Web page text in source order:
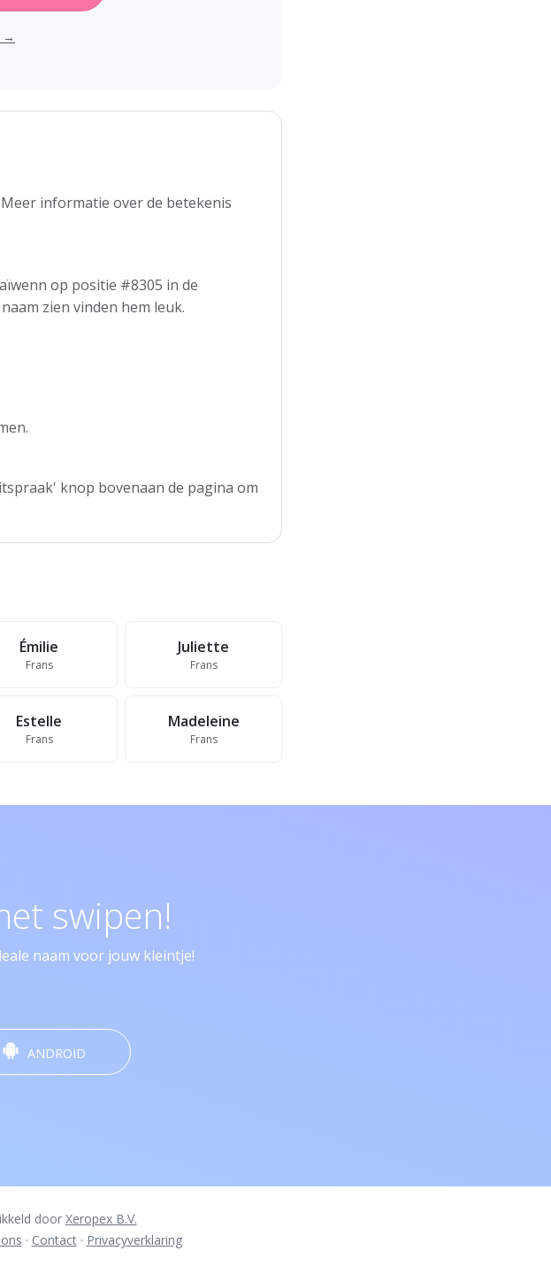
→
informatie over de betekenis
op positie #8305 in de
zien vinden hem leuk.
knop bovenaan de pagina om
Émilie
Frans
Juliette
Frans
Estelle
Frans
Madeleine
Frans
swipen!
naam voor jouw kleintje!
ANDROID
door Xeropex B.V.
· Contact· Privacyverklaring